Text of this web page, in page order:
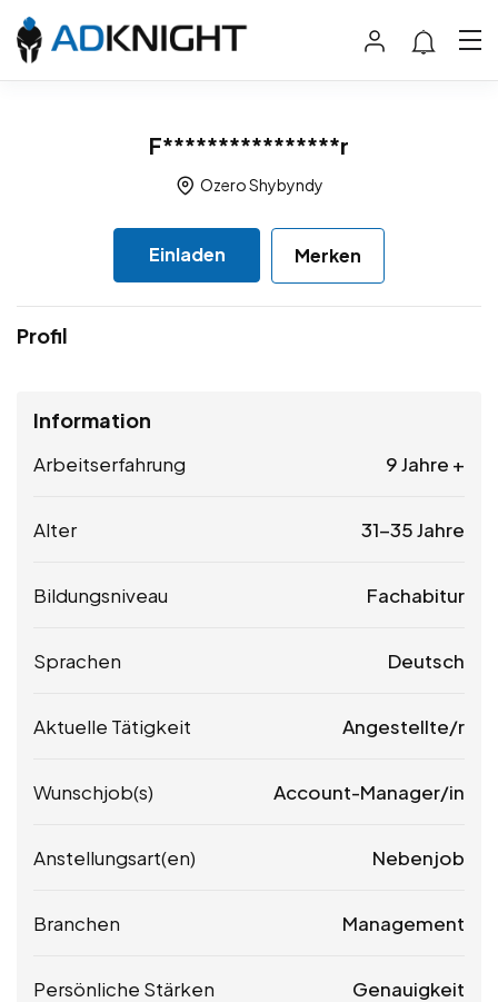
F****************r
Ozero Shybyndy
Einladen Merken
Profil
Information
Arbeitserfahrung 9 Jahre +
Alter 31-35 Jahre
Bildungsniveau Fachabitur
Sprachen Deutsch
Aktuelle Tätigkeit Angestellte/r
Wunschjob(s) Account-Manager/in
Anstellungsart(en) Nebenjob
Branchen Management
Persönliche Stärken Genauigkeit